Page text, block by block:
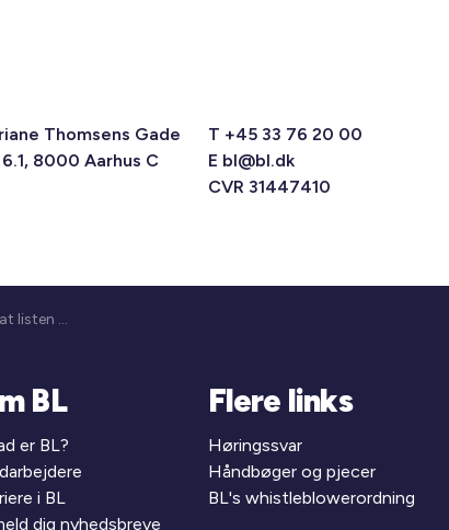
Thomsens Gade
6.1, 8000 Aarhus C
T +45 33 76 20 00
E bl@bl.dk
CVR 31447410
BL: Meget glædeligt, at listen er halveret - men kriterierne trænger til at blive justeret
BL
er BL?
i BL
dig nyhedsbreve
Flere links
Høringssvar
Håndbøger og pjecer
BL's whistleblowerordning